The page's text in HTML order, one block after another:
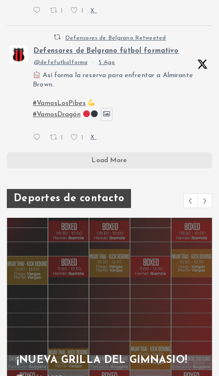
X
Defensores de Belgrano Retweeted
Defensores de Belgrano fútbol formativo
@defefutbolforma · 5 Ago
Así forma la reserva para enfrentar a Almirante
Brown.
#VamosLosPibes
#VamosDragón
1 1 X
Load More
Deportes de contacto
¡NUEVA GRILLA DEL GIMNASIO!